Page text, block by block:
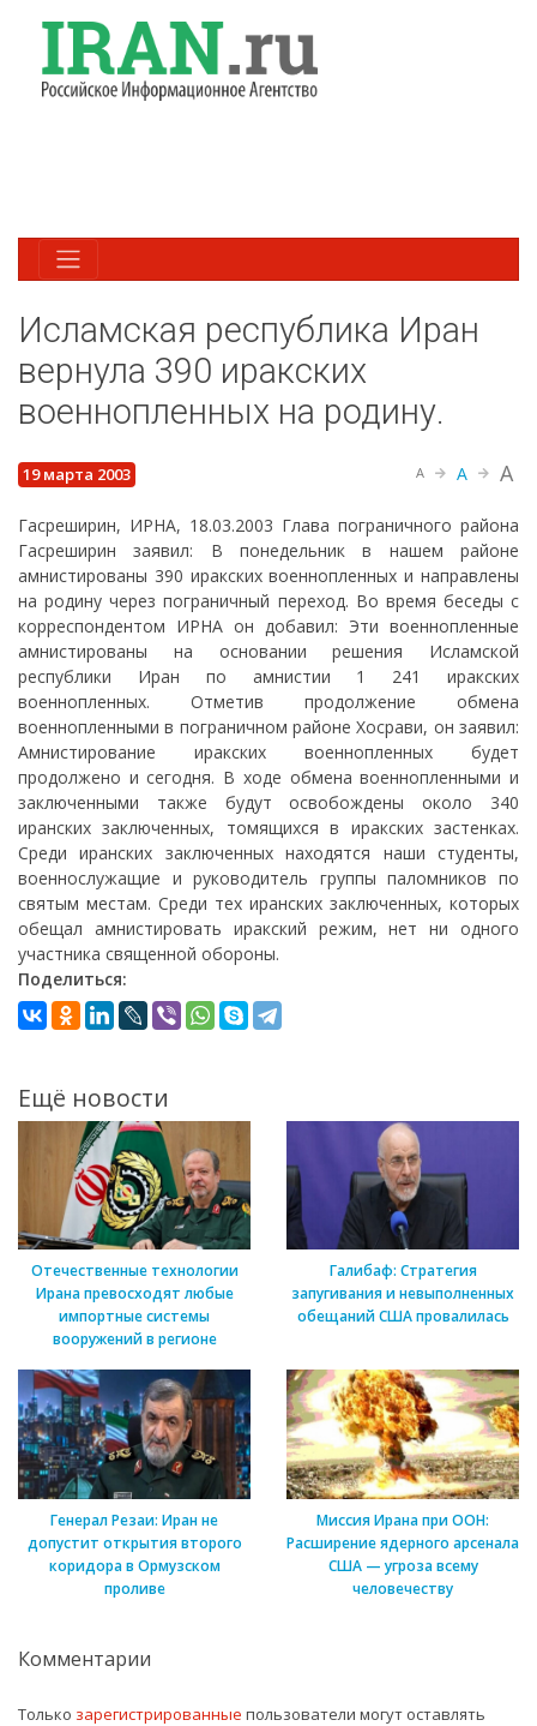
Исламская республика Иран
вернула 390 иракских
военнопленных на родину.
19 марта 2003 A A A
Гасреширин, ИРНА, 18.03.2003 Глава пограничного района
Гасреширин заявил: В понедельник в нашем районе
амнистированы 390 иракских военнопленных и направлены
на родину через пограничный переход. Во время беседы с
корреспондентом ИРНА он добавил: Эти военнопленные
амнистированы на основании решения Исламской
республики Иран по амнистии 1 241 иракских
военнопленных. Отметив продолжение обмена
военнопленными в пограничном районе Хосрави, он заявил:
Амнистирование иракских военнопленных будет
продолжено и сегодня. В ходе обмена военнопленными и
заключенными также будут освобождены около 340
иранских заключенных, томящихся в иракских застенках.
Среди иранских заключенных находятся наши студенты,
военнослужащие и руководитель группы паломников по
святым местам. Среди тех иранских заключенных, которых
обещал амнистировать иракский режим, нет ни одного
участника священной обороны.
Поделиться:
Ещё новости
Отечественные технологии
Ирана превосходят любые
импортные системы
вооружений в регионе
Галибаф: Стратегия
запугивания и невыполненных
обещаний США провалилась
Генерал Резаи: Иран не
допустит открытия второго
коридора в Ормузском
проливе
Миссия Ирана при ООН:
Расширение ядерного арсенала
США — угроза всему
человечеству
Комментарии
Только зарегистрированные пользователи могут оставлять